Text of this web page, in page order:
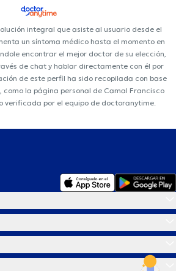
integral que asiste al usuario desde el
un síntoma médico hasta el momento en
encontrar el mejor doctor de su elección,
de chat y hablar directamente con él por
de este perfil ha sido recopilada con base
como la página personal de Camal Francisco
verificada por el equipo de doctoranytime.